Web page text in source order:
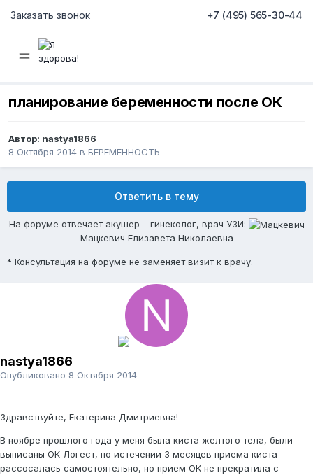
Заказать звонок +7 (495) 565-30-44
планирование беременности после ОК
Автор: nastya1866
8 Октября 2014 в БЕРЕМЕННОСТЬ
Ответить в тему
На форуме отвечает акушер – гинеколог, врач УЗИ:
Мацкевич Елизавета Николаевна
* Консультация на форуме не заменяет визит к врачу.
nastya1866
Опубликовано 8 Октября 2014
Здравствуйте, Екатерина Дмитриевна!
В ноябре прошлого года у меня была киста желтого тела, были
выписаны ОК Логест, по истечении 3 месяцев приема киста
рассосалась самостоятельно, но прием ОК не прекратила с